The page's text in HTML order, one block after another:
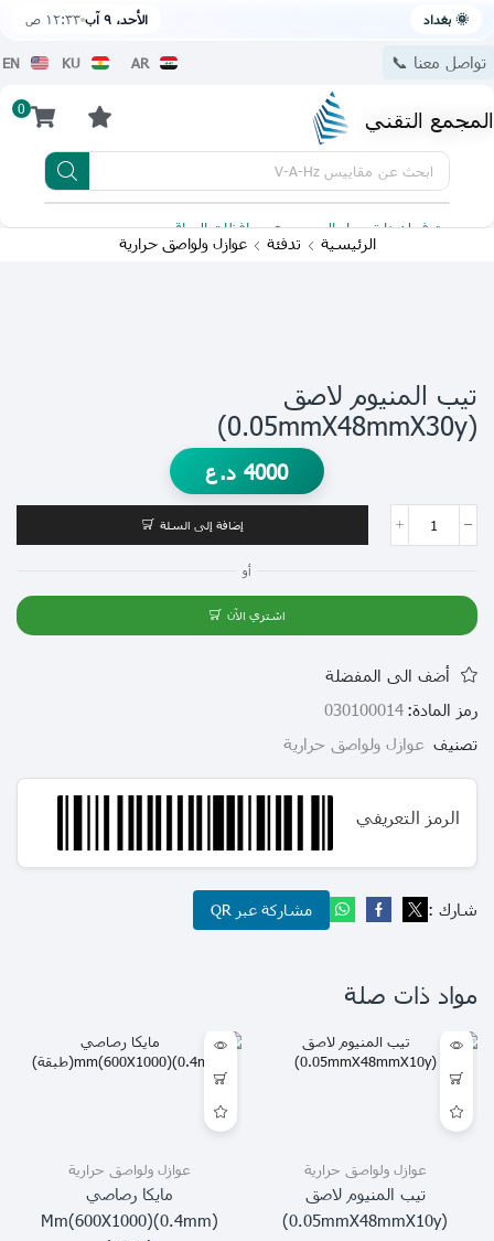
🌞 بغداد الأحد، ٩ آب ١٢:٣٣ ص
تواصل معنا 📞 AR
KU
EN
المجمع التقني 0
ابحث عن مقاييس V-A-Hz
يتوفر لدينا توصيل الى جميع محافظات العراق
الرئيسية تدفئة عوازل ولواصق حرارية
تيب المنيوم لاصق
(0.05mmX48mmX30y)
4000 د.ع
إضافة إلى السلة
أو
اشتري الآن
أضف الى المفضلة
رمز المادة: 030100014
تصنيف عوازل ولواصق حرارية
الرمز التعريفي
شارك : مشاركة عبر QR
مواد ذات صلة
عوازل ولواصق حرارية
تيب المنيوم لاصق
(0.05mmX48mmX10y)
عوازل ولواصق حرارية
مايكا رصاصي
(0.4mm)mm(600X1000)